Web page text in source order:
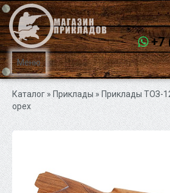
Меню
+7
Каталог» Приклады »Приклады ТОЗ-
орех